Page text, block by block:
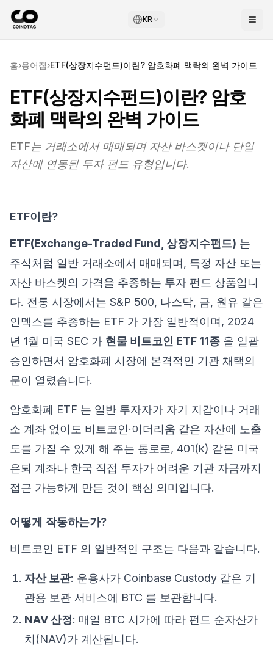
KR
홈›용어집›ETF(상장지수펀드)이란? 암호화폐 맥락의 완벽 가이드
ETF(상장지수펀드)이란? 암호
화폐 맥락의 완벽 가이드
ETF는 거래소에서 매매되며 자산 바스켓이나 단일
자산에 연동된 투자 펀드 유형입니다.
ETF이란?
ETF(Exchange-Traded Fund, 상장지수펀드) 는
주식처럼 일반 거래소에서 매매되며, 특정 자산 또는
자산 바스켓의 가격을 추종하는 투자 펀드 상품입니
다. 전통 시장에서는 S&P 500, 나스닥, 금, 원유 같은
인덱스를 추종하는 ETF 가 가장 일반적이며, 2024
년 1월 미국 SEC 가 현물 비트코인 ETF 11종 을 일괄
승인하면서 암호화폐 시장에 본격적인 기관 채택의
문이 열렸습니다.
암호화폐 ETF 는 일반 투자자가 자기 지갑이나 거래
소 계좌 없이도 비트코인·이더리움 같은 자산에 노출
도를 가질 수 있게 해 주는 통로로, 401(k) 같은 미국
은퇴 계좌나 한국 직접 투자가 어려운 기관 자금까지
접근 가능하게 만든 것이 핵심 의미입니다.
어떻게 작동하는가?
비트코인 ETF 의 일반적인 구조는 다음과 같습니다.
자산 보관: 운용사가 Coinbase Custody 같은 기
관용 보관 서비스에 BTC 를 보관합니다.
NAV 산정: 매일 BTC 시가에 따라 펀드 순자산가
치(NAV)가 계산됩니다.